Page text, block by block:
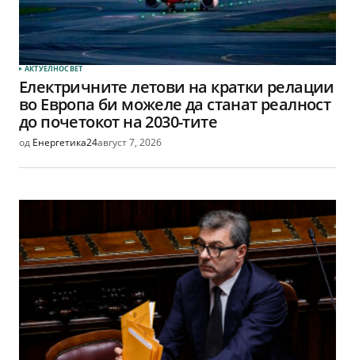
АКТУЕЛНОСВЕТ
Електричните летови на кратки релации
во Европа би можеле да станат реалност
до почетокот на 2030-тите
од Енергетика24август 7, 2026